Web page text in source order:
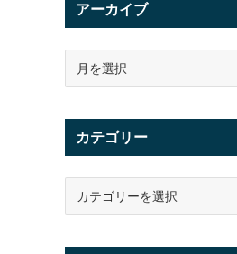
アーカイブ
イ
カテゴリー
リ